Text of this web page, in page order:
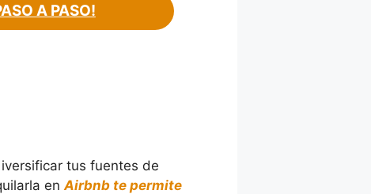
A PASO!
tus fuentes de
en Airbnb te permite